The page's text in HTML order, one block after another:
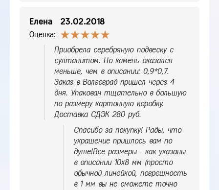
Елена 23.02.2018
Оценка:
Приобрела серебряную подвеску с
султанитом. Но камень оказался
меньше, чем в описании: 0,9*0,7.
Заказ в Волгоград пришел через 4
дня. Упакован тщательно в большую
по размеру картонную коробку.
Доставка СДЭК 280 руб.
Спасибо за покупку! Рады, что
украшение пришлось вам по
душе!Все размеры - как указаны
в описании 10х8 мм (просто
обычной линейкой, погрешность
в 1 мм вы не сможете точно